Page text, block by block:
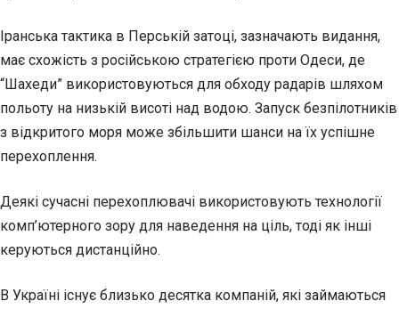
Іранська тактика в Перській затоці, зазначають видання,
має схожість з російською стратегією проти Одеси, де
“Шахеди” використовуються для обходу радарів шляхом
польоту на низькій висоті над водою. Запуск безпілотників
з відкритого моря може збільшити шанси на їх успішне
перехоплення.
Деякі сучасні перехоплювачі використовують технології
комп’ютерного зору для наведення на ціль, тоді як інші
керуються дистанційно.
В Україні існує близько десятка компаній, які займаються